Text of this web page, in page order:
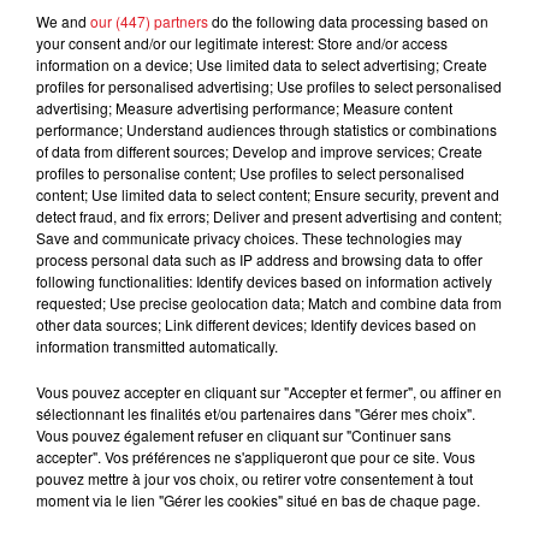
défaillance, il peut être 5 éme.
*******
FILS D'ACTUS
15 juillet 2026
BÉTHUNE: ENQUÊTE POUR HOMICIDE
VOLONTAIRE EN COURS, APRÈS LA...
Selon les premiers éléments, le logement servait
We and our (447) partnersdo the following data processing based on
your consent and/or our legitimate interest: Store and/or access
information on a device; Use limited data to select advertising; Create
profiles for personalised advertising; Use profiles to select personalised
advertising; Measure advertising performance; Measure content
performance; Understand audiences through statistics or combinations
of data from different sources; Develop and improve services; Create
profiles to personalise content; Use profiles to select personalised
content; Use limited data to select content; Ensure security, prevent and
detect fraud, and fix errors; Deliver and present advertising and content;
Save and communicate privacy choices. These technologies may
process personal data such as IP address and browsing data to offer
following functionalities: Identify devices based on information actively
requested; Use precise geolocation data; Match and combine data from
other data sources; Link different devices; Identify devices based on
information transmitted automatically.
Vous pouvez accepter en cliquant sur "Accepter et fermer", ou affiner en
sélectionnant les finalités et/ou partenaires dans "Gérer mes choix".
Vous pouvez également refuser en cliquant sur "Continuer sans
accepter". Vos préférences ne s'appliqueront que pour ce site. Vous
pouvez mettre à jour vos choix, ou retirer votre consentement à tout
moment via le lien "Gérer les cookies" situé en bas de chaque page.